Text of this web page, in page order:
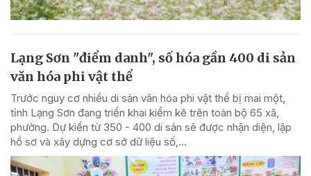
Lạng Sơn "điểm danh", số hóa gần 400 di sản
văn hóa phi vật thể
Trước nguy cơ nhiều di sản văn hóa phi vật thể bị mai một,
tỉnh Lạng Sơn đang triển khai kiểm kê trên toàn bộ 65 xã,
phường. Dự kiến từ 350 - 400 di sản sẽ được nhận diện, lập
hồ sơ và xây dựng cơ sở dữ liệu số,...